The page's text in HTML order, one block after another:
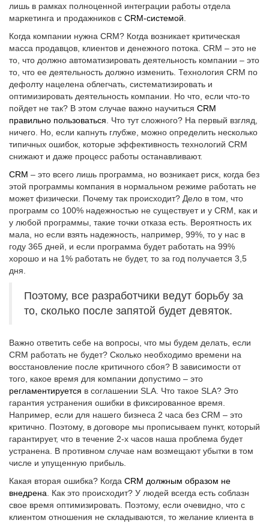
лишь в рамках полноценной интеграции работы отдела
маркетинга и продажников с CRM-системой
Когда компании нужна CRM? Когда возникает критическая
масса продавцов, клиентов и денежного потока. CRM – это не
то, что должно автоматизировать деятельность компании – это
то, что ее деятельность должно изменить. Технология CRM по
дефолту нацелена облегчать, систематизировать и
оптимизировать деятельность компании. Но что, если что-то
пойдет не так? В этом случае важно научиться CRM
правильно пользоваться . Что тут сложного? На первый взгляд,
ничего. Но, если капнуть глубже, можно определить несколько
типичных ошибок, которые эффективность технологий CRM
снижают и даже процесс работы останавливают.
CRM – это всего лишь программа, но возникает риск, когда без
этой программы компания в нормальном режиме работать не
может физически. Почему так происходит? Дело в том, что
программ со 100% надежностью не существует и у CRM, как и
у любой программы, такие точки отказа есть. Вероятность их
мала, но если взять надежность, например, 99%, то у нас в
году 365 дней, и если программа будет работать на 99%
хорошо и на 1% работать не будет, то за год получается 3,5
дня.
Поэтому, все разработчики ведут борьбу за
то, сколько после запятой будет девяток.
Важно ответить себе на вопросы, что мы будем делать, если
CRM работать не будет? Сколько необходимо времени на
восстановление после критичного сбоя? В зависимости от
того, какое время для компании допустимо – это
регламентируется в соглашении SLA. Что такое SLA? Это
гарантия устранения ошибки в фиксированное время.
Например, если для нашего бизнеса 2 часа без CRM – это
критично. Поэтому, в договоре мы прописываем пункт, который
гарантирует, что в течение 2-х часов наша проблема будет
устранена. В противном случае нам возмещают убытки в том
числе и упущенную прибыль.
Какая вторая ошибка? Когда CRM должным образом не
внедрена . Как это происходит? У людей всегда есть соблазн
свое время оптимизировать. Поэтому, если очевидно, что с
клиентом отношения не складываются, то желание клиента в